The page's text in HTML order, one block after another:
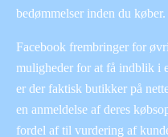
bedømmelser inden du køber.
Facebook frembringer for
muligheder for at få indblik i
er der faktisk butikker på
en anmeldelse af deres
fordel af til vurdering af